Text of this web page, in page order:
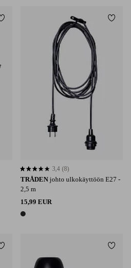
Lisää suosikkeihin
TRÅDEN johto ulkokäyttöön E27 -
2,5 m
15,99 EUR
1 väri
3,4 perustuen 8 arvosanaan
3,4 (8)
Lisää
Lisää suosikkeihin Lisää